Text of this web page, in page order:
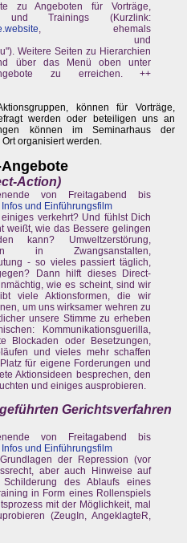
zu Angeboten für Vorträge,
und Trainings (Kurzlink:
, ehemals
und
Weitere Seiten zu Hierarchien
über das Menü oben unter
zu erreichen. ++
können für Vorträge,
werden oder beteiligen uns an
können im Seminarhaus der
organisiert werden.
Action)
von Freitagabend bis
Infos und Einführungsfilm
verkehrt? Und fühlst Dich
weißt, wie das Bessere gelingen
kann? Umweltzerstörung,
in Zwangsanstalten,
- so vieles passiert täglich,
Dann hilft dieses Direct-
wie es scheint, sind wir
viele Aktionsformen, die wir
um uns wirksamer wehren zu
unsere Stimme zu erheben
Kommunikationsguerilla,
Blockaden oder Besetzungen,
und vieles mehr schaffen
für eigene Forderungen und
Aktionsideen besprechen, den
und einiges ausprobieren.
Gerichtsverfahren
von Freitagabend bis
Infos und Einführungsfilm
der Repression (vor
aber auch Hinweise auf
Schilderung des Ablaufs eines
in Form eines Rollenspiels
mit der Möglichkeit, mal
(ZeugIn, AngeklagteR,